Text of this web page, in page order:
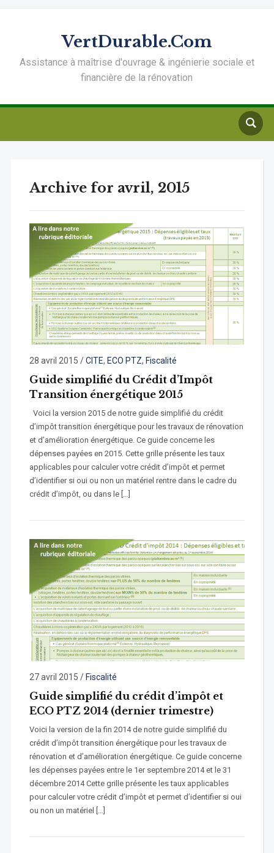
VertDurable.Com
Assistance à maîtrise d'ouvrage & ingénierie sociale et
financière de la rénovation
Archive for avril, 2015
28 avril 2015 /CITE, ECO PTZ, Fiscalité
Guide simplifié du Crédit d’Impôt
Transition énergétique 2015
Voici la version 2015 de notre guide simplifié du crédit
d’impôt transition énergétique pour les travaux de rénovation
et d’amélioration énergétique. Ce guide concerne les
dépenses payées en 2015. Cette grille présente les taux
applicables pour calculer votre crédit d’impôt et permet
d’identifier si oui ou non un matériel rentre dans le cadre du
crédit d’impôt, ou dans le […]
27 avril 2015 / Fiscalité
Guide simplifié du crédit d’impôt et
ECO PTZ 2014 (dernier trimestre)
Voici la version de la fin 2014 de notre guide simplifié du
crédit d’impôt transition énergétique pour les travaux de
rénovation et d’amélioration énergétique. Ce guide concerne
les dépenses payées entre le 1er septembre 2014 et le 31
décembre 2014 Cette grille présente les taux applicables
pour calculer votre crédit d’impôt et permet d’identifier si oui
ou non un matériel […]